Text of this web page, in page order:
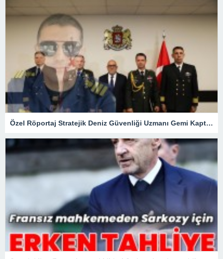
Özel Röportaj Stratejik Deniz Güvenliği Uzmanı Gemi Kaptanı Şahin Avşar ile Konuştuk? “Karadeniz’de yeni bir güvenlik mimarisi mi doğuyor?